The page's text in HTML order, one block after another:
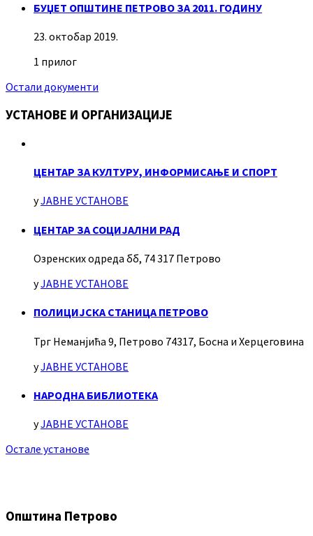
БУЏЕТ ОПШТИНЕ ПЕТРОВО ЗА 2011. ГОДИНУ
23. октобар 2019.
1 прилог
Остали документи
УСТАНОВЕ И ОРГАНИЗАЦИЈЕ
ЦЕНТАР ЗА КУЛТУРУ, ИНФОРМИСАЊЕ И СПОРТ
уЈАВНЕ УСТАНОВЕ
ЦЕНТАР ЗА СОЦИЈАЛНИ РАД
Озренских одреда бб, 74 317 Петрово
уЈАВНЕ УСТАНОВЕ
ПОЛИЦИЈСКА СТАНИЦА ПЕТРОВО
Трг Неманјића 9, Петрово 74317, Босна и Херцеговина
уЈАВНЕ УСТАНОВЕ
НАРОДНА БИБЛИОТЕКА
уЈАВНЕ УСТАНОВЕ
Остале установе
Општина Петрово